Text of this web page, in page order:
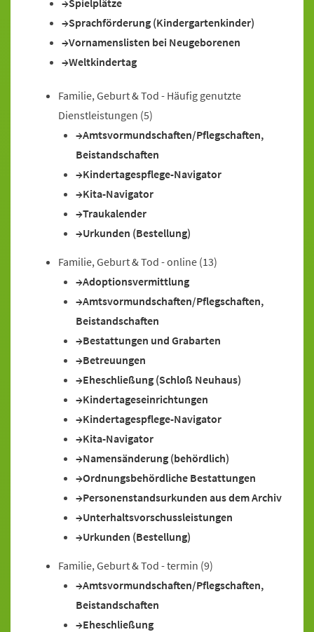
Spielplätze
Sprachförderung (Kindergartenkinder)
Vornamenslisten bei Neugeborenen
Weltkindertag
Familie, Geburt & Tod - Häufig genutzte
Dienstleistungen (5)
Amtsvormundschaften/Pflegschaften,
Beistandschaften
Kindertagespflege-Navigator
Kita-Navigator
Traukalender
Urkunden (Bestellung)
Familie, Geburt & Tod - online (13)
Adoptionsvermittlung
Amtsvormundschaften/Pflegschaften,
Beistandschaften
Bestattungen und Grabarten
Betreuungen
Eheschließung (Schloß Neuhaus)
Kindertageseinrichtungen
Kindertagespflege-Navigator
Kita-Navigator
Namensänderung (behördlich)
Ordnungsbehördliche Bestattungen
Personenstandsurkunden aus dem Archiv
Unterhaltsvorschussleistungen
Urkunden (Bestellung)
Familie, Geburt & Tod - termin (9)
Amtsvormundschaften/Pflegschaften,
Beistandschaften
Eheschließung